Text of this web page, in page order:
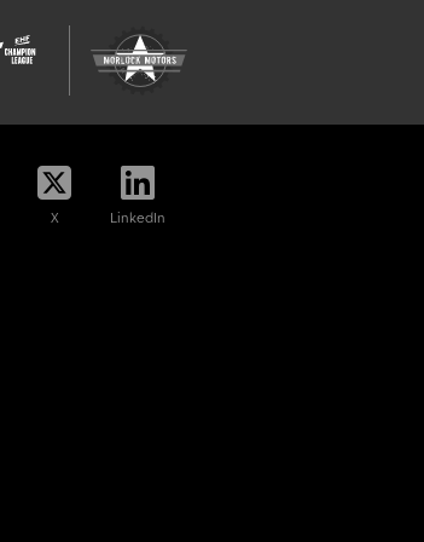
X LinkedIn